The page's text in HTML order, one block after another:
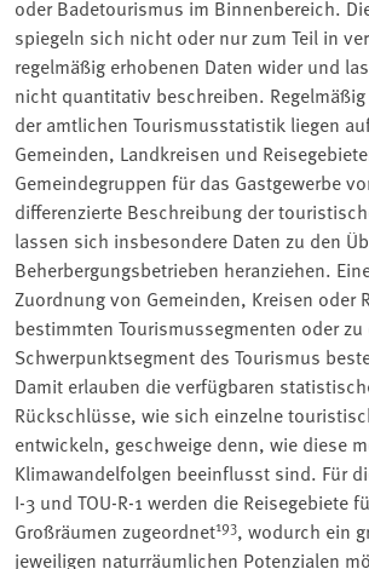
oder Badetourismus im Binnenbereich.
spiegeln sich nicht oder nur zum Teil in
regelmäßig erhobenen Daten wider und
nicht quantitativ beschreiben.
der amtlichen Tourismusstatistik liegen
Gemeinden, Landkreisen und
Gemeindegruppen für das Gastgewerbe
differenzierte Beschreibung der
lassen sich insbesondere Daten zu den
Beherbergungsbetrieben heranziehen.
Zuordnung von Gemeinden, Kreisen oder
bestimmten Tourismussegmenten oder zu
Schwerpunktsegment des Tourismus
Damit erlauben die verfügbaren
Rückschlüsse, wie sich einzelne
entwickeln, geschweige denn, wie diese
Klimawandelfolgen beeinflusst sind. Für
I-3 und TOU-R-1 werden die Reisegebiete
Großräumen zugeordnet193, wodurch ein
jeweiligen naturräumlichen Potenzialen